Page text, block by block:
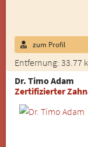
Entfernung: 33.77
zum Profil
Dr. Timo Adam
Zertifizierter